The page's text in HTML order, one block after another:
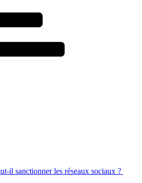
il sanctionner les réseaux sociaux ?